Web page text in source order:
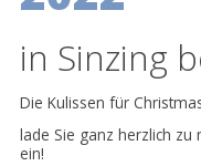
in Sinzing
Die Kulissen für
lade Sie ganz herzlich
ein!